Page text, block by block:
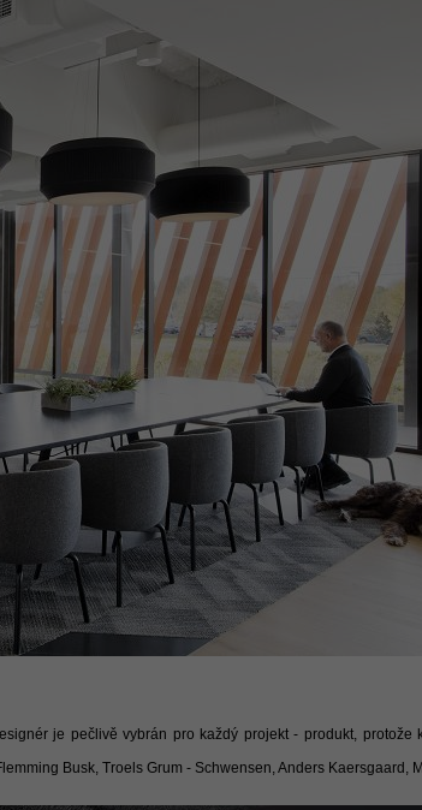
je pečlivě vybrán pro každý projekt - produkt,
Busk, Troels Grum - Schwensen, Anders Kaersgaard,